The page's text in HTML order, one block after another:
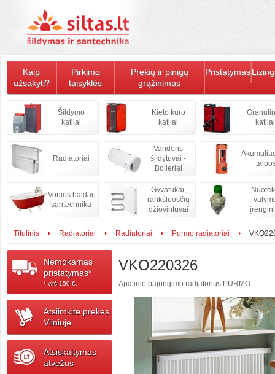
Kaip
užsakyti?
Pirkimo
taisyklės
Prekių ir pinigų
grąžinimas
Pristatymas
Šildymo
katilai
Kieto kuro
katilai
katilai
Radiatoriai
Vandens
šildytuvai -
Boileriai
Vonios baldai,
santechnika
Gyvatukai,
rankšluosčių
džiovintuvai
Titulinis Radiatoriai Radiatoriai Purmo radiatoriai
Nemokamas
pristatymas*
* virš 150 ‎€.
Atsiimkite prekes
Vilniuje
Atsiskaitymas
atvežus
VKO220326
Apatinio pajungimo radiatorius PURMO